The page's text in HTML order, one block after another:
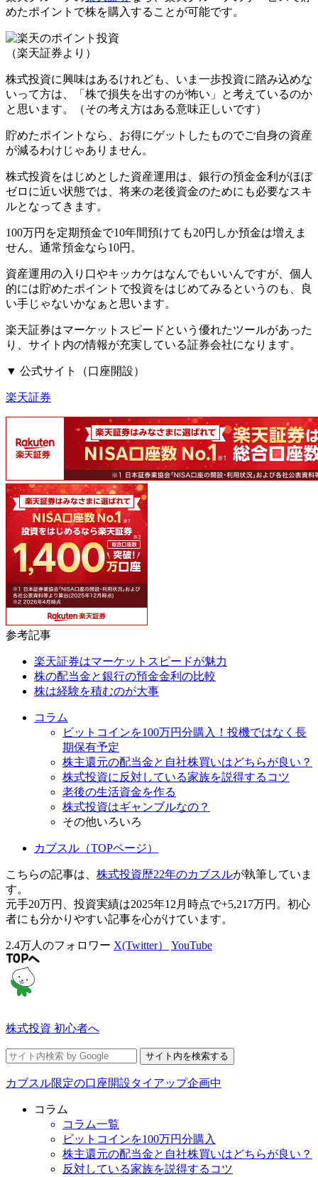
めたポイントで株を購入することが可能です。
（楽天証券より）
株式投資に興味はあるけれども、いま一歩投資に踏み込めな
いって方は、
「株で損失を出すのが怖い」
と考えているのか
と思います。（その考え方はある意味正しいです）
貯めたポイントなら、お得にゲットしたものでご自身の資産
が減るわけじゃありません。
株式投資をはじめとした資産運用は、銀行の預金金利がほぼ
ゼロに近い状態では、将来の老後資金のためにも必要なスキ
ルとなってきます。
100万円を定期預金で10年間預けても20円しか預金は増えま
せん。通常預金なら10円。
資産運用の入り口やキッカケはなんでもいいんですが、個人
的には貯めたポイントで投資をはじめてみる というのも、良
い手じゃないかなぁと思います。
楽天証券はマーケットスピードという優れたツールがあった
り、サイト内の情報が充実している証券会社になります。
▼ 公式サイト（口座開設）
楽天証券
参考記事
楽天証券はマーケットスピードが魅力
株の配当金と銀行の預金金利の比較
株は経験を積むのが大事
コラム
ビットコインを100万円分購入！投機ではなく長
期保有予定
株主還元の配当金と自社株買いはどちらが良い？
株式投資に反対している家族を説得するコツ
老後の生活資金を作る
株式投資はギャンブルなの？
その他いろいろ
カブスル（TOPページ）
こちらの記事は、 株式投資歴22年のカブスルが執筆していま
す。
元手20万円、投資実績は2025年12月時点で+5,217万円。初心
者にも分かりやすい記事を心がけています。
2.4万人のフォロワー X(Twitter） YouTube
株式投資 初心者へ
カブスル限定の口座開設タイアップ企画中
コラム
コラム一覧
ビットコインを100万円分購入
株主還元の配当金と自社株買いはどちらが良い？
反対している家族を説得するコツ